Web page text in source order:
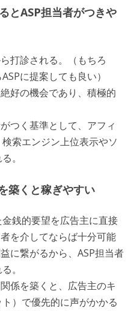
とASP担当者がつきや
打診される。（もちろ
に提案しても良い）
好の機会であり、積極的
つく基準として、アフィ
索エンジン上位表示やソ
。
築くと稼ぎやすい
銭的要望を広告主に直接
を介してならば十分可能
に繋がるから、ASP担当者
。
係を築くと、広告主のキ
）で優先的に声がかかる